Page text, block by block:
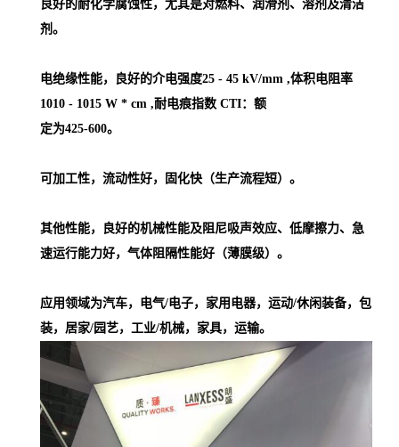
良好的耐化学腐蚀性，尤其是对燃料、润滑剂、溶剂及清洁
剂。
电绝缘性能，良好的介电强度25 - 45 kV/mm ,体积电阻率
1010 - 1015 W * cm ,耐电痕指数 CTI：额
定为425-600。
可加工性，流动性好，固化快（生产流程短）。
其他性能，良好的机械性能及阻尼吸声效应、低摩擦力、急
速运行能力好，气体阻隔性能好（薄膜级）。
应用领域为汽车，电气/电子，家用电器，运动/休闲装备，包
装，居家/园艺，工业/机械，家具，运输。